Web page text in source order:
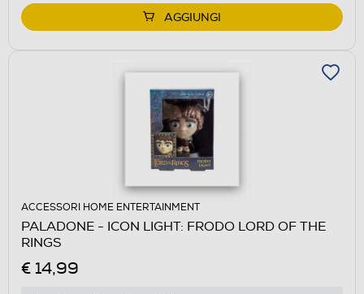
AGGIUNGI
ACCESSORI HOME ENTERTAINMENT
PALADONE - ICON LIGHT: FRODO LORD OF THE
RINGS
€ 14,99